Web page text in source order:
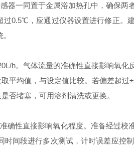
一同置于金属浴加热孔中，确保
0.5℃，应通过仪器设置进行修正。
h。气体流量的准确性直接影响氧化
平均值，与设定值比较。若偏差超
否堵塞，可用溶剂清洗或更换。
确性直接影响氧化程度。准备经过
间段进行多次测试，计时误差应控